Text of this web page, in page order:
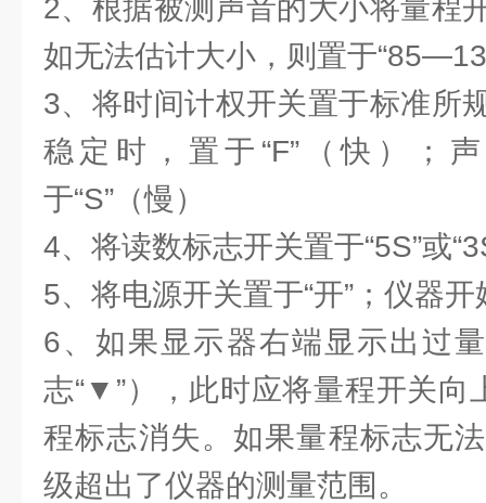
2、根据被测声音的大小将量程
如无法估计大小，则置于
3、将时间计权开关置于标准所
稳定时，置于“F”（快）；
于“S”（慢）
4、将读数标志开关置于“5S”或
5、将电源开关置于“开”；仪器
6、如果显示器右端显示出过
志“▼”），此时应将量程开关向
程标志消失。如果量程标志无
级超出了仪器的测量范围。